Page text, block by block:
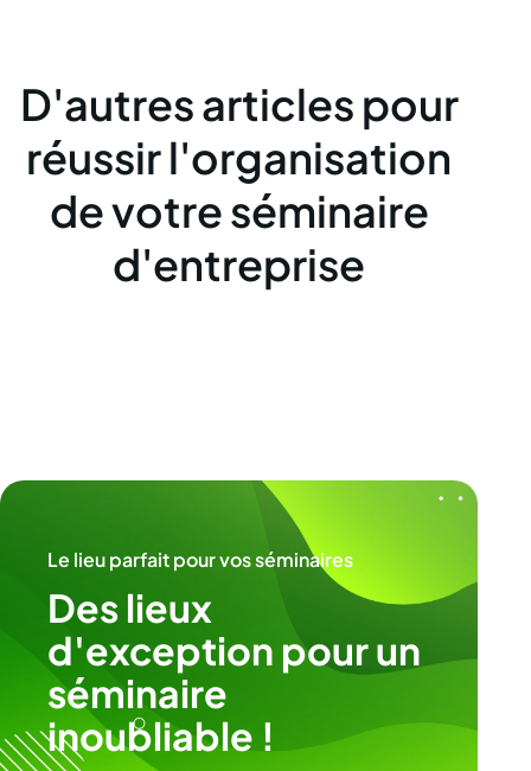
D'autres articles pour
réussir l'organisation
de votre séminaire
d'entreprise
Le lieu parfait pour vos séminaires
Des lieux
d'exception pour un
séminaire
inoubliable !